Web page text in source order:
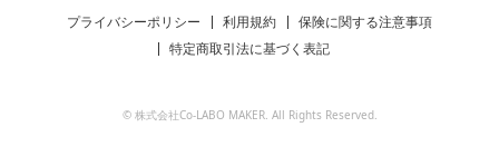
プライバシーポリシー 利用規約
保険に関する注意事項
特定商取引法に基づく表記
© 株式会社Co-LABO MAKER. All Rights Reserved.